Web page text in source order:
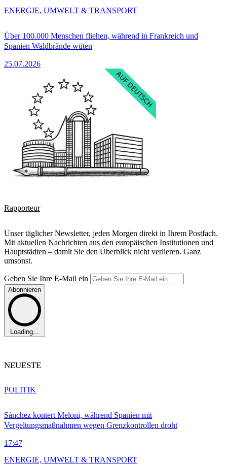
Über 100.000 Menschen fliehen, während in Frankreich und
Spanien Waldbrände wüten
25.07.2026
ENERGIE, UMWELT & TRANSPORT
Rapporteur
Unser täglicher Newsletter, jeden Morgen direkt in Ihrem Postfach.
Mit aktuellen Nachrichten aus den europäischen Institutionen und
Hauptstädten – damit Sie den Überblick nicht verlieren. Ganz
umsonst.
Geben Sie Ihre E-Mail ein
Abonnieren
Loading...
NEUESTE
Sánchez kontert Meloni, während Spanien mit
Vergeltungsmaßnahmen wegen Grenzkontrollen droht
17:47
POLITIK
ENERGIE, UMWELT & TRANSPORT